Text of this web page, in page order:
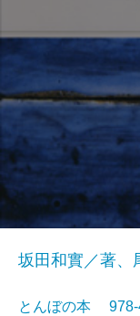
坂田和實／著、
とんぼの本